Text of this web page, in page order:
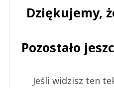
Dziękujemy,
Pozostało
Jeśli widzisz ten